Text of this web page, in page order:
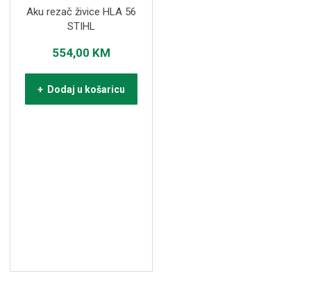
Aku rezač živice HLA 56
STIHL
554,00 KM
+ Dodaj u košaricu